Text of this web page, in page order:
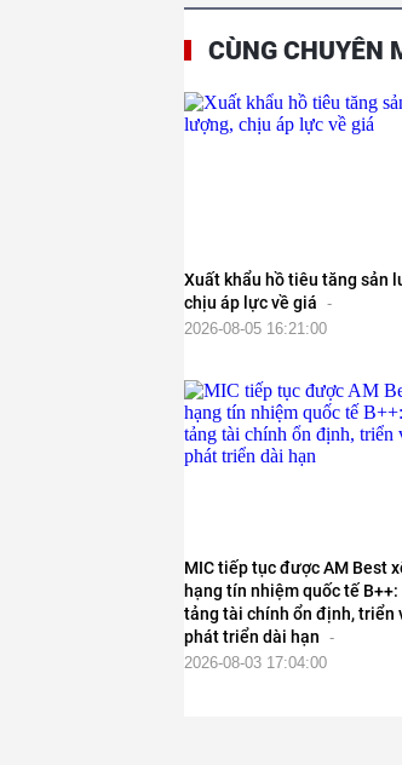
CÙNG CHUYÊN
Xuất khẩu hồ tiêu tăng sản
chịu áp lực về giá -
2026-08-05 16:21:00
MIC tiếp tục được AM Best
hạng tín nhiệm quốc tế B++:
tảng tài chính ổn định, triển
phát triển dài hạn -
2026-08-03 17:04:00